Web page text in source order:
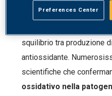
20 Settembre, 2010
squilibrio tra produzione
antiossidante.
scientifiche che
ossidativo nella
Preferences Center